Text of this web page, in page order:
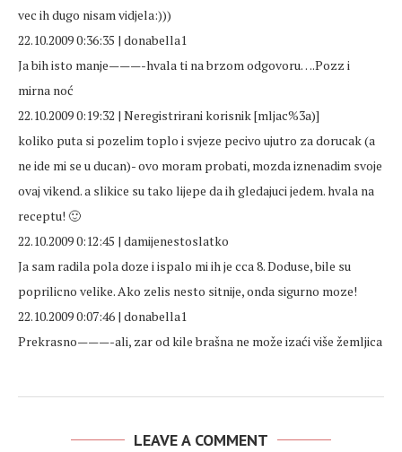
vec ih dugo nisam vidjela:)))
22.10.2009 0:36:35 | donabella1
Ja bih isto manje———-hvala ti na brzom odgovoru….Pozz i
mirna noć
22.10.2009 0:19:32 | Neregistrirani korisnik [mljac%3a)]
koliko puta si pozelim toplo i svjeze pecivo ujutro za dorucak (a
ne ide mi se u ducan)- ovo moram probati, mozda iznenadim svoje
ovaj vikend. a slikice su tako lijepe da ih gledajuci jedem. hvala na
receptu! 🙂
22.10.2009 0:12:45 | damijenestoslatko
Ja sam radila pola doze i ispalo mi ih je cca 8. Doduse, bile su
poprilicno velike. Ako zelis nesto sitnije, onda sigurno moze!
22.10.2009 0:07:46 | donabella1
Prekrasno———-ali, zar od kile brašna ne može izaći više žemljica
LEAVE A COMMENT